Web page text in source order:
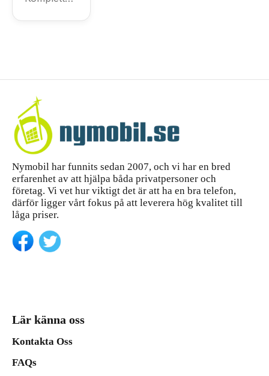
var du
handlar
S25, plus...
tt
köpgui
de
—...
Nymobil har funnits sedan 2007, och vi har en bred
erfarenhet av att hjälpa båda privatpersoner och
företag. Vi vet hur viktigt det är att ha en bra telefon,
därför ligger vårt fokus på att leverera hög kvalitet till
låga priser.
Lär känna oss
Kontakta Oss
FAQs